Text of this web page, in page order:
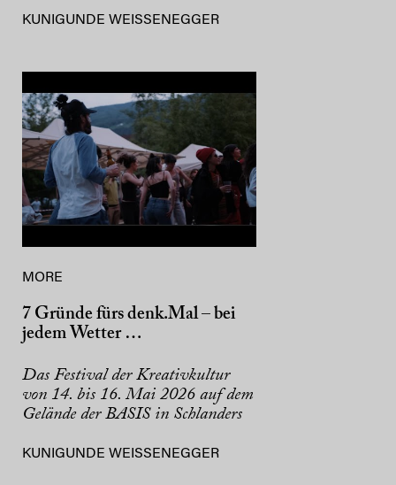
KUNIGUNDE WEISSENEGGER
MORE
7 Gründe fürs denk.Mal – bei
jedem Wetter …
Das Festival der Kreativkultur
von 14. bis 16. Mai 2026 auf dem
Gelände der BASIS in Schlanders
KUNIGUNDE WEISSENEGGER